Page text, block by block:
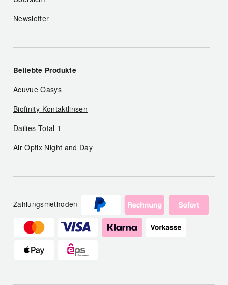
Newsletter
Beliebte Produkte
Acuvue Oasys
Biofinity Kontaktlinsen
Dailies Total 1
Air Optix Night and Day
Zahlungsmethoden